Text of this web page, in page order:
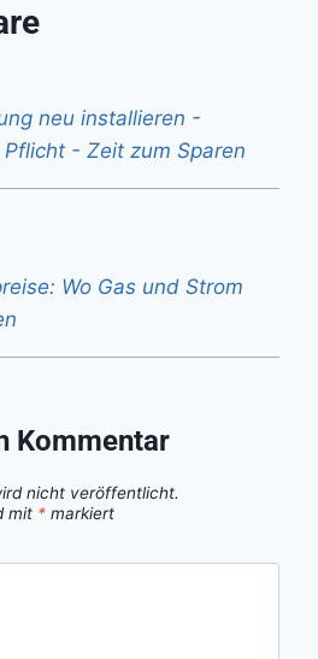
neu installieren -
- Zeit zum Sparen
Wo Gas und Strom
Kommentar
nicht veröffentlicht.
mit * markiert